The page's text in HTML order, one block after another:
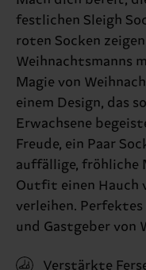
festlichen Sleigh
roten Socken
Weihnachtsmanns
Magie von
einem Design, das
Erwachsene
Freude, ein Paar
auffällige, fröhliche
Outfit einen Hauch
verleihen.
und Gastgeber von
Verstärkte